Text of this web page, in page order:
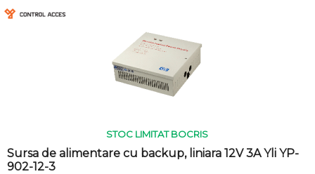
STOC LIMITAT BOCRIS
Sursa de alimentare cu backup, liniara 12V 3A Yli YP-
902-12-3